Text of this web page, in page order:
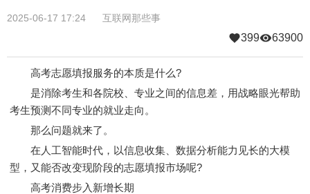
2025-06-17 17:24 互联网那些事
399 63900
高考志愿填报服务的本质是什么?
是消除考生和各院校、专业之间的信息差，用战略眼光帮助
考生预测不同专业的就业走向。
那么问题就来了。
在人工智能时代，以信息收集、数据分析能力见长的大模
型，又能否改变现阶段的志愿填报市场呢?
高考消费步入新增长期